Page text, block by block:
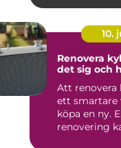
10.
Renovera kylare
det sig och
Att renovera
ett smartare
köpa en ny.
renovering